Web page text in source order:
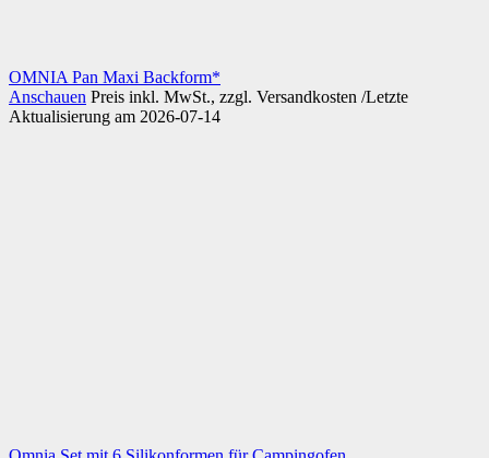
OMNIA Pan Maxi Backform*
Anschauen Preis inkl. MwSt., zzgl. Versandkosten /Letzte
Aktualisierung am 2026-07-14